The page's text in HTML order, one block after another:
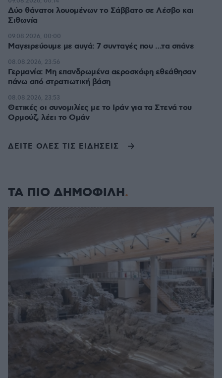
Δύο θάνατοι λουομένων το Σάββατο σε Λέσβο και
Σιθωνία
Μαγειρεύουμε με αυγά: 7 συνταγές που …τα σπάνε
09.08.2026, 00:00
Γερμανία: Μη επανδρωμένα αεροσκάφη εθεάθησαν
πάνω από στρατιωτική βάση
08.08.2026, 23:56
Θετικές οι συνομιλίες με το Ιράν για τα Στενά του
Ορμούζ, λέει το Ομάν
08.08.2026, 23:53
ΔΕΙΤΕ ΟΛΕΣ ΤΙΣ ΕΙΔΗΣΕΙΣ
ΤΑ ΠΙΟ ΔΗΜΟΦΙΛΗ